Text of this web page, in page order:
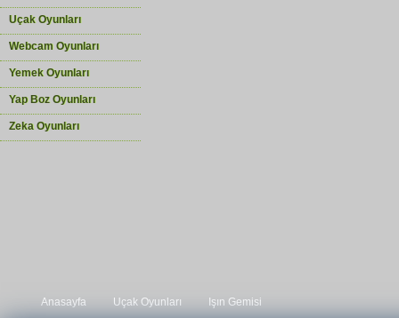
Uçak Oyunları
Webcam Oyunları
Yemek Oyunları
Yap Boz Oyunları
Zeka Oyunları
Anasayfa Uçak Oyunları Işın Gemisi